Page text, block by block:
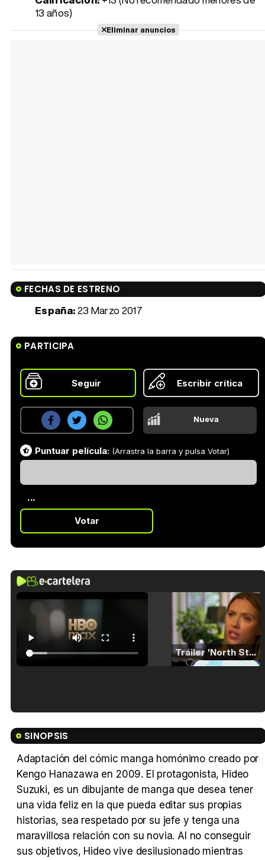
13 años)
Eliminar anuncios
FECHAS DE ESTRENO
España:23 Marzo 2017
PARTICIPA
Seguir Escribir crítica
Nueva
Puntuar película: (Arrastra la barra y pulsa Votar)
...
Votar
Tráiler 'North Star' (2023)
Tráiler 'Vida perra' (2026)
SINOPSIS
Adaptación del cómic manga homónimo creado por
Kengo Hanazawa en 2009. El protagonista, Hideo
Suzuki, es un dibujante de manga que desea tener
una vida feliz en la que pueda editar sus propias
historias, sea respetado por su jefe y tenga una
maravillosa relación con su novia. Al no conseguir
sus objetivos, Hideo vive desilusionado mientras